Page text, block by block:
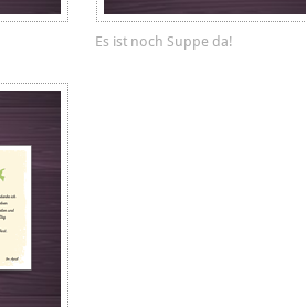
Es ist noch Suppe da!